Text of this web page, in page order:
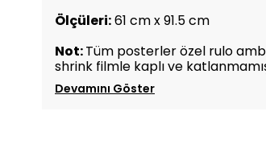
Ölçüleri:61 cm x 91.5 cm
Not:Tüm posterler özel rulo
shrink filmle kaplı ve
Devamını Göster